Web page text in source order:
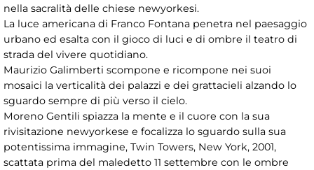
nella sacralità delle chiese newyorkesi.
La luce americana di Franco Fontana penetra nel paesaggio
urbano ed esalta con il gioco di luci e di ombre il teatro di
strada del vivere quotidiano.
Maurizio Galimberti scompone e ricompone nei suoi
mosaici la verticalità dei palazzi e dei grattacieli alzando lo
sguardo sempre di più verso il cielo.
Moreno Gentili spiazza la mente e il cuore con la sua
rivisitazione newyorkese e focalizza lo sguardo sulla sua
potentissima immagine, Twin Towers, New York, 2001,
scattata prima del maledetto 11 settembre con le ombre